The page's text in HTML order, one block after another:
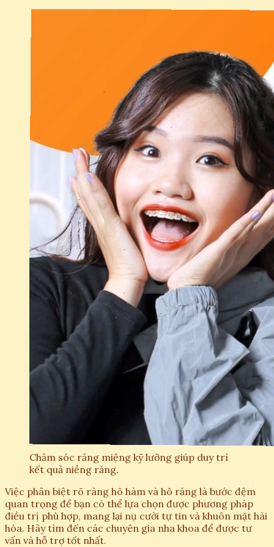
Chăm sóc răng miệng kỹ lưỡng giúp duy trì
kết quả niềng răng.
Việc phân biệt rõ ràng hô hàm và hô răng là bước đệm
quan trọng để bạn có thể lựa chọn được phương pháp
điều trị phù hợp, mang lại nụ cười tự tin và khuôn mặt hài
hòa. Hãy tìm đến các chuyên gia nha khoa để được tư
vấn và hỗ trợ tốt nhất.